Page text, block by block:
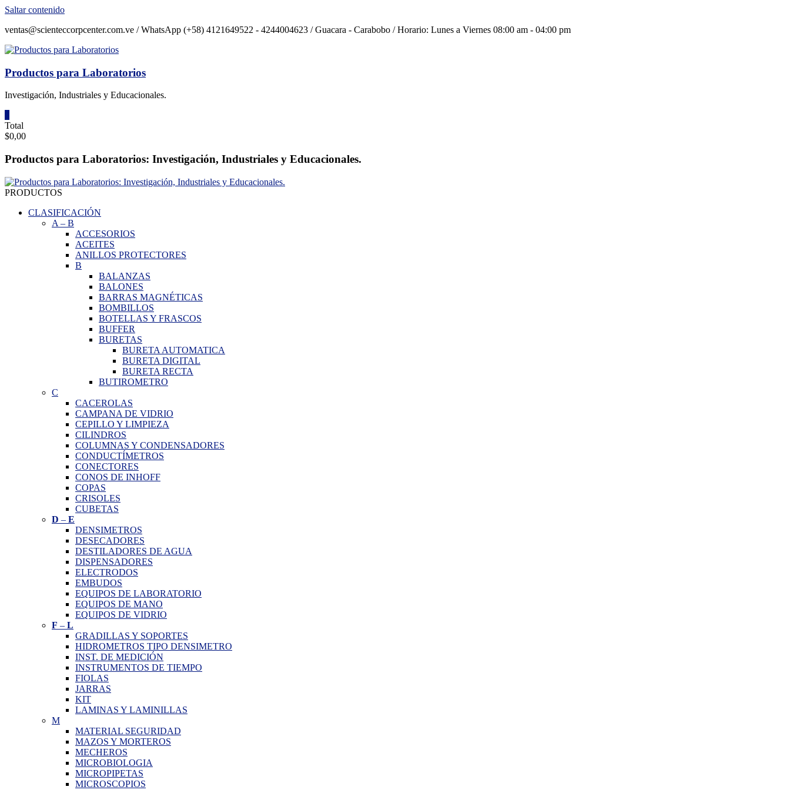
Saltar contenido
ventas@scienteccorpcenter.com.ve / WhatsApp (+58) 4121649522 - 4244004623 / Guacara - Carabobo / Horario: Lunes a Viernes 08:00 am - 04:00 pm
Productos para Laboratorios
Investigación, Industriales y Educacionales.
Total
$0,00
Productos para Laboratorios: Investigación, Industriales y Educacionales.
PRODUCTOS
CLASIFICACIÓN
A – B
ACCESORIOS
ACEITES
ANILLOS PROTECTORES
B
BALANZAS
BALONES
BARRAS MAGNÉTICAS
BOMBILLOS
BOTELLAS Y FRASCOS
BUFFER
BURETAS
BURETA AUTOMATICA
BURETA DIGITAL
BURETA RECTA
BUTIROMETRO
C
CACEROLAS
CAMPANA DE VIDRIO
CEPILLO Y LIMPIEZA
CILINDROS
COLUMNAS Y CONDENSADORES
CONDUCTÍMETROS
CONECTORES
CONOS DE INHOFF
COPAS
CRISOLES
CUBETAS
D – E
DENSIMETROS
DESECADORES
DESTILADORES DE AGUA
DISPENSADORES
ELECTRODOS
EMBUDOS
EQUIPOS DE LABORATORIO
EQUIPOS DE MANO
EQUIPOS DE VIDRIO
F – L
GRADILLAS Y SOPORTES
HIDROMETROS TIPO DENSIMETRO
INST. DE MEDICIÓN
INSTRUMENTOS DE TIEMPO
FIOLAS
JARRAS
KIT
LAMINAS Y LAMINILLAS
M
MATERIAL SEGURIDAD
MAZOS Y MORTEROS
MECHEROS
MICROBIOLOGIA
MICROPIPETAS
MICROSCOPIOS